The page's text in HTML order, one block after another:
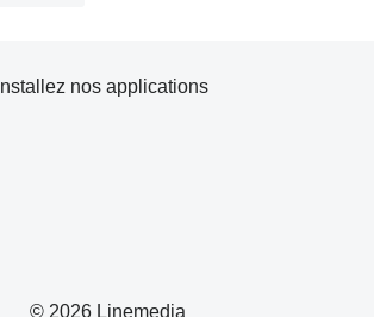
© 2026 Linemedia
Installez nos applications